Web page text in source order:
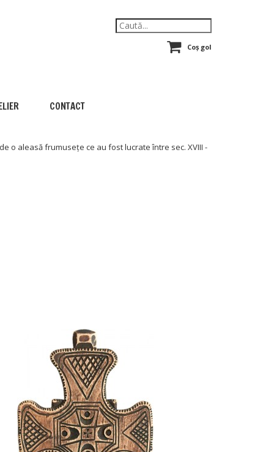
Coș gol
CONTACT
o aleasă frumusețe ce au fost lucrate între sec. XVIII -